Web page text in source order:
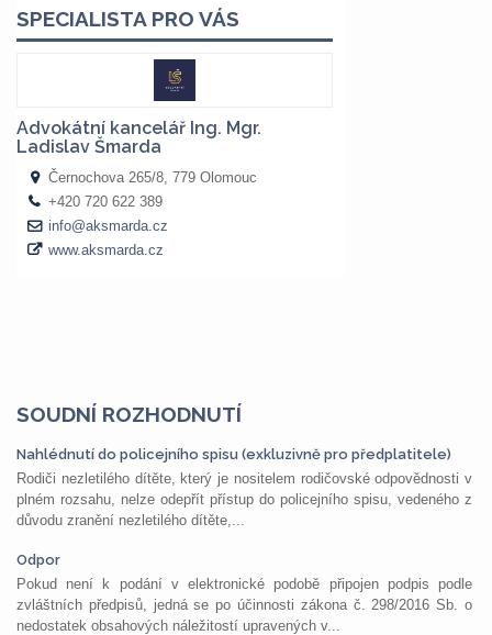
SOUDNÍ ROZHODNUTÍ
Nahlédnutí do policejního spisu (exkluzivně pro předplatitele)
Rodiči nezletilého dítěte, který je nositelem rodičovské odpovědnosti v
plném rozsahu, nelze odepřít přístup do policejního spisu, vedeného z
důvodu zranění nezletilého dítěte,...
Odpor
Pokud není k podání v elektronické podobě připojen podpis podle
zvláštních předpisů, jedná se po účinnosti zákona č. 298/2016 Sb. o
nedostatek obsahových náležitostí upravených v...